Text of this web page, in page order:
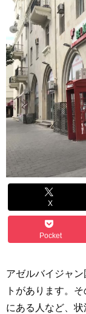
X
Pocket
アゼルバイジャ
トがあります。
にある人など、